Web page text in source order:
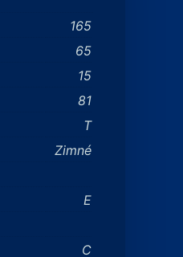
165
65
15
81
T
Zimné
E
C